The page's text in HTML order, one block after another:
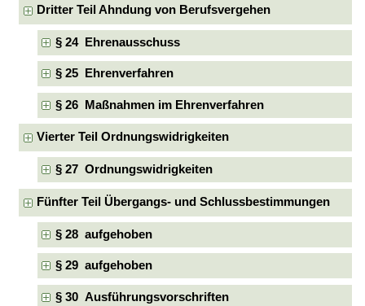
Dritter Teil Ahndung von Berufsvergehen
§ 24 Ehrenausschuss
§ 25 Ehrenverfahren
§ 26 Maßnahmen im Ehrenverfahren
Vierter Teil Ordnungswidrigkeiten
§ 27 Ordnungswidrigkeiten
Fünfter Teil Übergangs- und Schlussbestimmungen
§ 28 aufgehoben
§ 29 aufgehoben
§ 30 Ausführungsvorschriften